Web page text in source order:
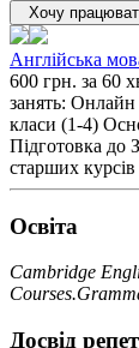
Хочу
Англійська
600 грн. за 60
занять: Онлайн
класи (1-4)
Підготовка до
старших курсів
Освiта
Cambridge
Досвід